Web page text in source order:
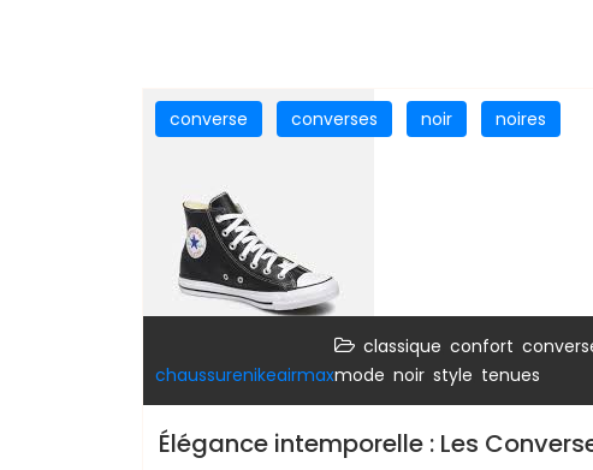
converse converses noir noires
chaussurenikeairmax
classique confort
mode noir style tenues
Élégance intemporelle : Les